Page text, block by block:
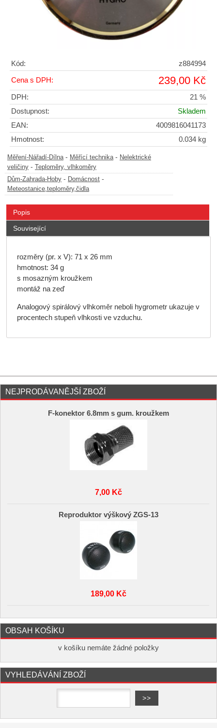
Kód: z884994
Cena s DPH: 239,00 Kč
DPH:
21 %
Dostupnost:
Skladem
EAN:
4009816041173
Hmotnost:
0.034 kg
Měření-Nářadí-Dílna- Měřící technika- Nelektrické
veličiny -
Teploměry, vlhkoměry
Dům-Zahrada-Hoby - Domácnost -
Meteostanice,teploměry,čidla
Popis
Související
rozměry (pr. x V): 71 x 26 mm
hmotnost: 34 g
s mosazným kroužkem
montáž na zeď
Analogový spirálový vlhkoměr neboli hygrometr ukazuje v
procentech stupeň vlhkosti ve vzduchu.
NEJPRODÁVANĚJŠÍ ZBOŽÍ
F-konektor 6.8mm s gum. kroužkem
7,00 Kč
Reproduktor výškový ZGS-13
189,00 Kč
OBSAH KOŠÍKU
v košíku nemáte žádné položky
VYHLEDÁVÁNÍ ZBOŽÍ